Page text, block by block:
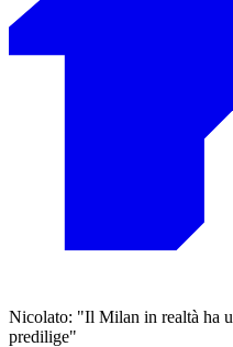
Nicolato: "Il Milan in realtà ha
predilige"